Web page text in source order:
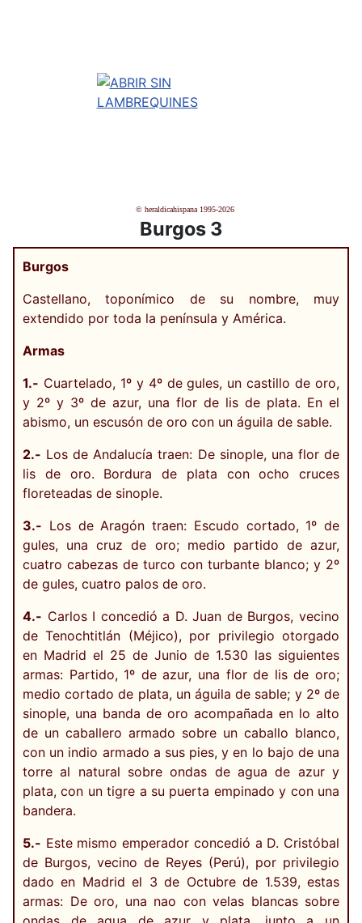
© heraldicahispana 1995-2026
Burgos 3
Burgos
Castellano, toponímico de su nombre, muy
extendido por toda la península y América.
Armas
1.- Cuartelado, 1º y 4º de gules, un castillo de oro,
y 2º y 3º de azur, una flor de lis de plata. En el
abismo, un escusón de oro con un águila de sable.
2.- Los de Andalucía traen: De sinople, una flor de
lis de oro. Bordura de plata con ocho cruces
floreteadas de sinople.
3.- Los de Aragón traen: Escudo cortado, 1º de
gules, una cruz de oro; medio partido de azur,
cuatro cabezas de turco con turbante blanco; y 2º
de gules, cuatro palos de oro.
4.- Carlos I concedió a D. Juan de Burgos, vecino
de Tenochtitlán (Méjico), por privilegio otorgado
en Madrid el 25 de Junio de 1.530 las siguientes
armas: Partido, 1º de azur, una flor de lis de oro;
medio cortado de plata, un águila de sable; y 2º de
sinople, una banda de oro acompañada en lo alto
de un caballero armado sobre un caballo blanco,
con un indio armado a sus pies, y en lo bajo de una
torre al natural sobre ondas de agua de azur y
plata, con un tigre a su puerta empinado y con una
bandera.
5.- Este mismo emperador concedió a D. Cristóbal
de Burgos, vecino de Reyes (Perú), por privilegio
dado en Madrid el 3 de Octubre de 1.539, estas
armas: De oro, una nao con velas blancas sobre